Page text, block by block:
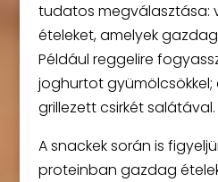
tudatos megválasztása:
ételeket, amelyek
Például reggelire
joghurtot
grillezett csirkét salátával.
A snackek során is
proteinban gazdag